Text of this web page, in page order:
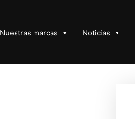
Nuestras marcas Noticias